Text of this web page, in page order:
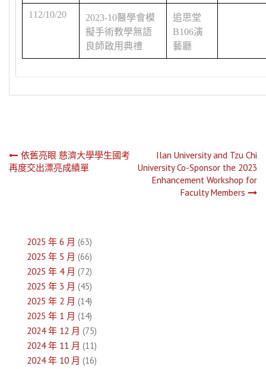
112/10/20 2023-10醫學會模
擬手術教學無語
良師啟用典禮
追思堂
B106演
藝廳
文依舊亮眼 慈濟大學學生國考
再度交出漂亮成績單
Ilan University and Tzu Chi
University Co-Sponsor the 2023
Enhancement Workshop for
Faculty Members
2025 年 6 月 (63)
2025 年 5 月 (66)
2025 年 4 月 (72)
2025 年 3 月 (45)
2025 年 2 月 (14)
2025 年 1 月 (14)
2024 年 12 月 (75)
2024 年 11 月 (11)
2024 年 10 月 (16)